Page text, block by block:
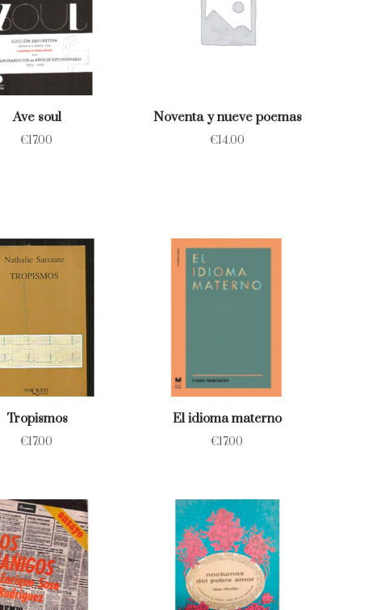
Ave soul
€17.00
Noventa y nueve poemas
€14.00
Tropismos
€17.00
El idioma materno
€17.00